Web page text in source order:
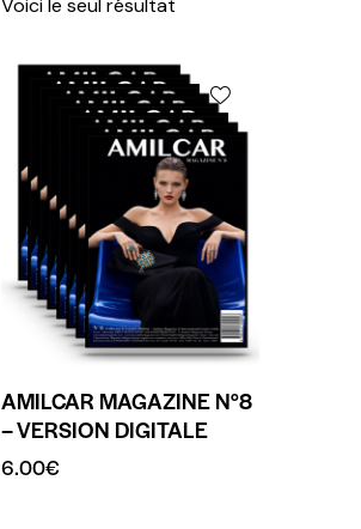
AMILCAR MAGAZINE N°8
– VERSION DIGITALE
6.00€